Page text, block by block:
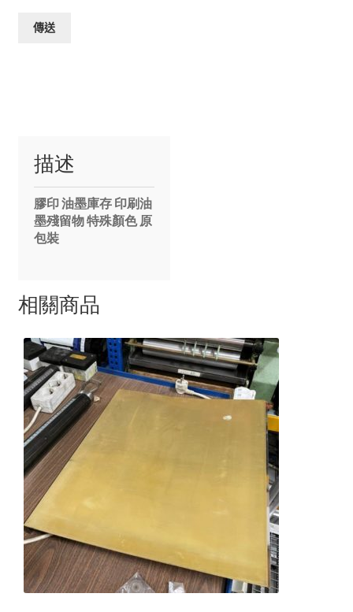
描述
膠印 油墨庫存 印刷油
墨殘留物 特殊顏色 原
包裝
相關商品